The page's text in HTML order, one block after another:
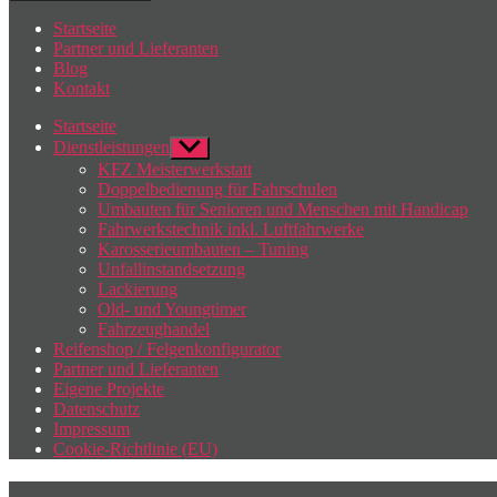
Startseite
Partner und Lieferanten
Blog
Kontakt
Startseite
Dienstleistungen Untermenü
anzeigen
KFZ Meisterwerkstatt
Doppelbedienung für Fahrschulen
Umbauten für Senioren und Menschen mit Handicap
Fahrwerkstechnik inkl. Luftfahrwerke
Karosserieumbauten – Tuning
Unfallinstandsetzung
Lackierung
Old- und Youngtimer
Fahrzeughandel
Reifenshop / Felgenkonfigurator
Partner und Lieferanten
Eigene Projekte
Datenschutz
Impressum
Cookie-Richtlinie (EU)